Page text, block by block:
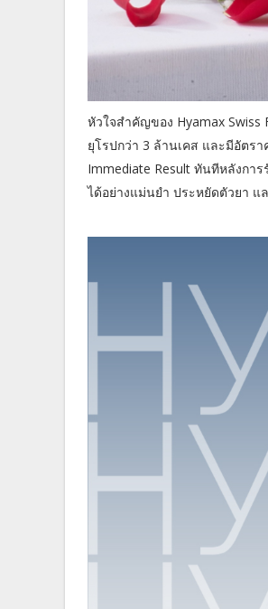
หัวใจสำคัญของ Hyamax Swiss
ยุโรปกว่า 3 ล้านเคส และมีอัตร
Immediate Result ทันทีหลังกา
ได้อย่างแม่นยำ ประหยัดตัวยา